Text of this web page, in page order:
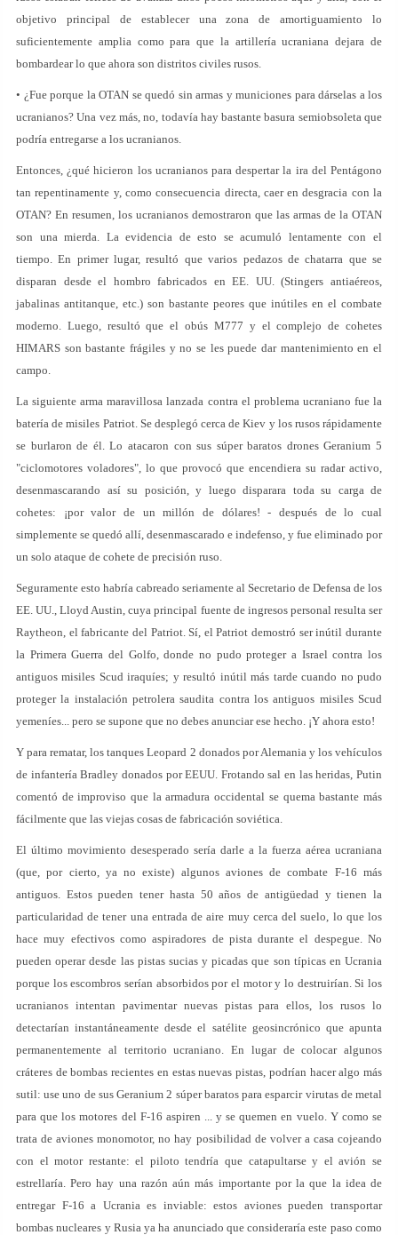
objetivo principal de establecer una zona de amortiguamiento lo
suficientemente amplia como para que la artillería ucraniana dejara de
bombardear lo que ahora son distritos civiles rusos.
• ¿Fue porque la OTAN se quedó sin armas y municiones para dárselas a los
ucranianos? Una vez más, no, todavía hay bastante basura semiobsoleta que
podría entregarse a los ucranianos.
Entonces, ¿qué hicieron los ucranianos para despertar la ira del Pentágono
tan repentinamente y, como consecuencia directa, caer en desgracia con la
OTAN? En resumen, los ucranianos demostraron que las armas de la OTAN
son una mierda. La evidencia de esto se acumuló lentamente con el
tiempo. En primer lugar, resultó que varios pedazos de chatarra que se
disparan desde el hombro fabricados en EE. UU. (Stingers antiaéreos,
jabalinas antitanque, etc.) son bastante peores que inútiles en el combate
moderno. Luego, resultó que el obús M777 y el complejo de cohetes
HIMARS son bastante frágiles y no se les puede dar mantenimiento en el
campo.
La siguiente arma maravillosa lanzada contra el problema ucraniano fue la
batería de misiles Patriot. Se desplegó cerca de Kiev y los rusos rápidamente
se burlaron de él. Lo atacaron con sus súper baratos drones Geranium 5
"ciclomotores voladores", lo que provocó que encendiera su radar activo,
desenmascarando así su posición, y luego disparara toda su carga de
cohetes: ¡por valor de un millón de dólares! - después de lo cual
simplemente se quedó allí, desenmascarado e indefenso, y fue eliminado por
un solo ataque de cohete de precisión ruso.
Seguramente esto habría cabreado seriamente al Secretario de Defensa de los
EE. UU., Lloyd Austin, cuya principal fuente de ingresos personal resulta ser
Raytheon, el fabricante del Patriot. Sí, el Patriot demostró ser inútil durante
la Primera Guerra del Golfo, donde no pudo proteger a Israel contra los
antiguos misiles Scud iraquíes; y resultó inútil más tarde cuando no pudo
proteger la instalación petrolera saudita contra los antiguos misiles Scud
yemeníes... pero se supone que no debes anunciar ese hecho. ¡Y ahora esto!
Y para rematar, los tanques Leopard 2 donados por Alemania y los vehículos
de infantería Bradley donados por EEUU. Frotando sal en las heridas, Putin
comentó de improviso que la armadura occidental se quema bastante más
fácilmente que las viejas cosas de fabricación soviética.
El último movimiento desesperado sería darle a la fuerza aérea ucraniana
(que, por cierto, ya no existe) algunos aviones de combate F-16 más
antiguos. Estos pueden tener hasta 50 años de antigüedad y tienen la
particularidad de tener una entrada de aire muy cerca del suelo, lo que los
hace muy efectivos como aspiradores de pista durante el despegue. No
pueden operar desde las pistas sucias y picadas que son típicas en Ucrania
porque los escombros serían absorbidos por el motor y lo destruirían. Si los
ucranianos intentan pavimentar nuevas pistas para ellos, los rusos lo
detectarían instantáneamente desde el satélite geosincrónico que apunta
permanentemente al territorio ucraniano. En lugar de colocar algunos
cráteres de bombas recientes en estas nuevas pistas, podrían hacer algo más
sutil: use uno de sus Geranium 2 súper baratos para esparcir virutas de metal
para que los motores del F-16 aspiren ... y se quemen en vuelo. Y como se
trata de aviones monomotor, no hay posibilidad de volver a casa cojeando
con el motor restante: el piloto tendría que catapultarse y el avión se
estrellaría. Pero hay una razón aún más importante por la que la idea de
entregar F-16 a Ucrania es inviable: estos aviones pueden transportar
bombas nucleares y Rusia ya ha anunciado que consideraría este paso como